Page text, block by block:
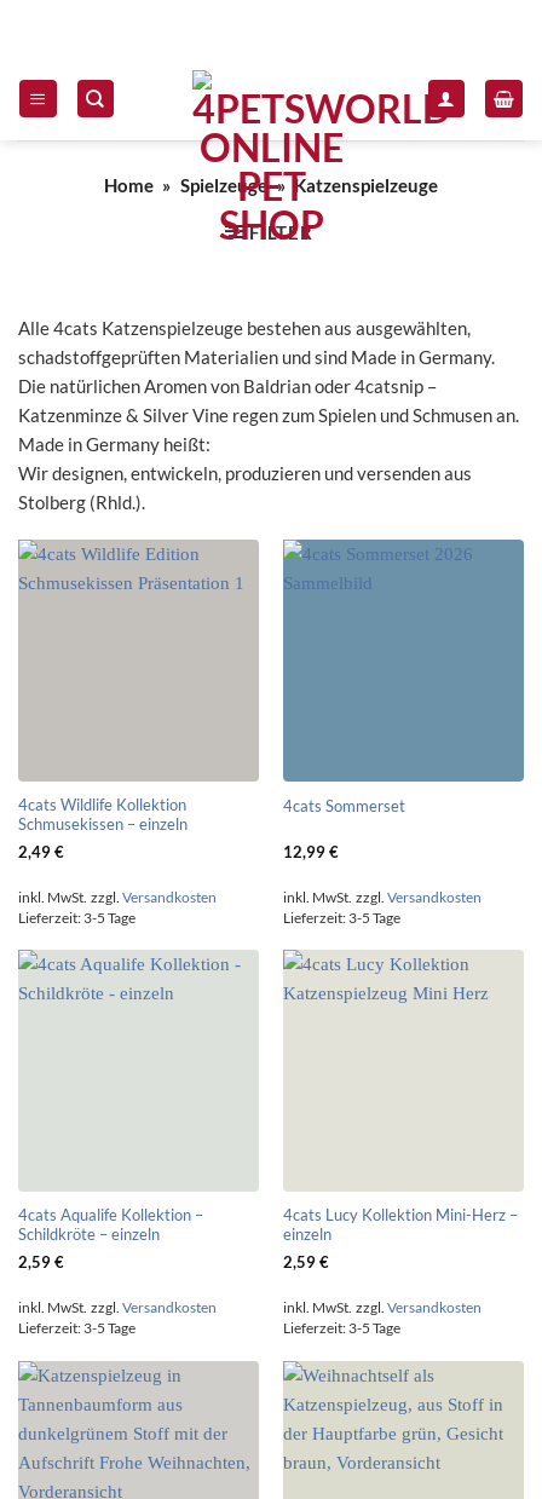
Home » Spielzeuge » Katzenspielzeuge
FILTER
Alle 4cats Katzenspielzeuge bestehen aus ausgewählten,
schadstoffgeprüften Materialien und sind Made in Germany.
Die natürlichen Aromen von Baldrian oder 4catsnip –
Katzenminze & Silver Vine regen zum Spielen und Schmusen an.
Made in Germany heißt:
Wir designen, entwickeln, produzieren und versenden aus
Stolberg (Rhld.).
4cats Wildlife Kollektion
Schmusekissen – einzeln
2,49€
inkl. MwSt. zzgl. Versandkosten
Lieferzeit: 3-5 Tage
4cats Sommerset
12,99€
inkl. MwSt. zzgl. Versandkosten
Lieferzeit: 3-5 Tage
4cats Aqualife Kollektion –
Schildkröte – einzeln
2,59€
inkl. MwSt. zzgl. Versandkosten
Lieferzeit: 3-5 Tage
4cats Lucy Kollektion Mini-Herz –
einzeln
2,59€
inkl. MwSt. zzgl. Versandkosten
Lieferzeit: 3-5 Tage